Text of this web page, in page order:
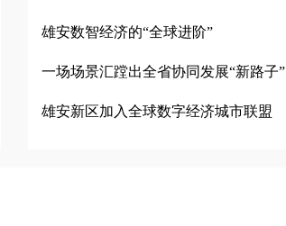
雄安数智经济的“全球进阶”
一场场景汇蹚出全省协同发展“新路子”
雄安新区加入全球数字经济城市联盟